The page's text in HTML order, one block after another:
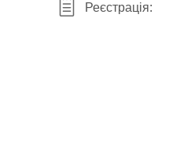
Реєстрація: